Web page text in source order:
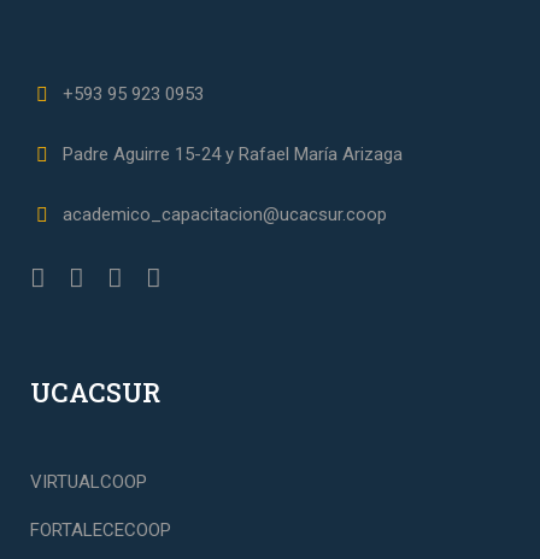
+593 95 923 0953
Padre Aguirre 15-24 y Rafael María Arizaga
academico_capacitacion@ucacsur.coop
UCACSUR
VIRTUALCOOP
FORTALECECOOP